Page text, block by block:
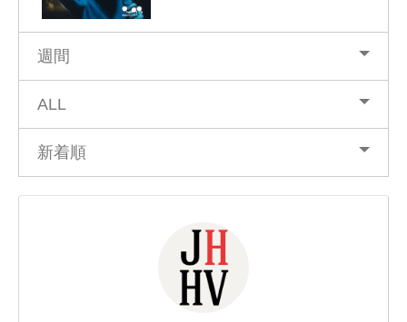
週間
ALL
新着順